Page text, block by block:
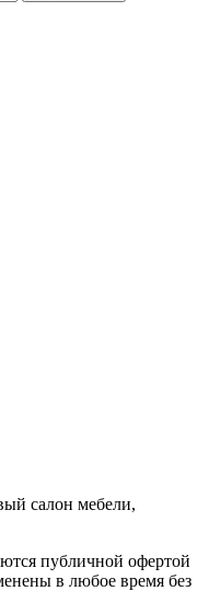
салон мебели,
публичной офертой
в любое время без